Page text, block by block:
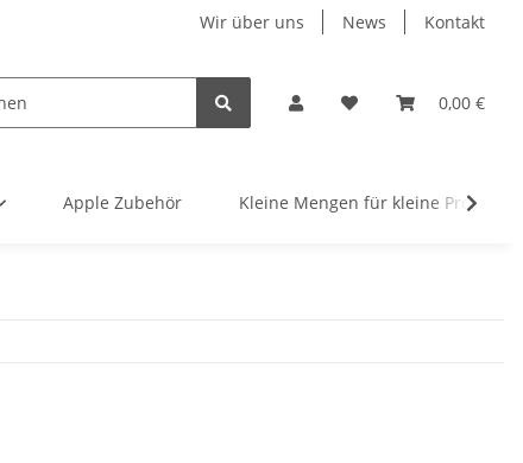
Wir über uns News Kontakt
0,00 €
Apple Zubehör Kleine Mengen für kleine Projekte